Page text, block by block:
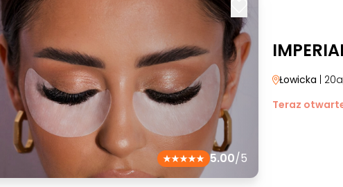
5.00/5
Łowicka | 20a
Teraz